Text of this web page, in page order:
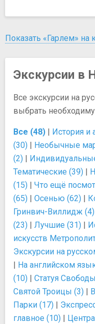
Показать «Гарлем» на
Экскурсии в
Все экскурсии на
выбрать
Все (48) | История и
(30) | Необычные
(2) |
Тематические (39) |
(15) | Что ещё
(65) | Осенью (62) |
Гринвич-Виллидж (4)
(23) | Лучшие (31) |
искусств
Экскурсии на
| На английском
(10) | Статуя
Cвятой Троицы (3) |
Парки (17) |
главное (10) |